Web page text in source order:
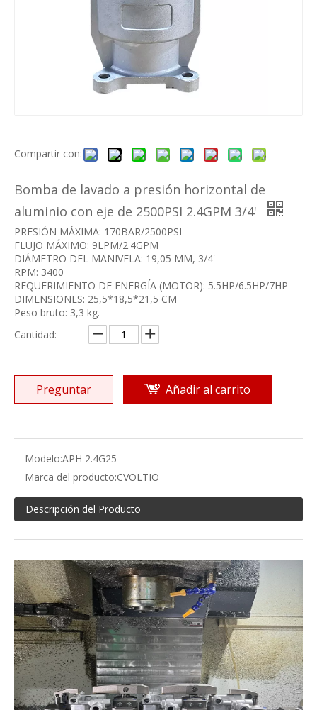
Compartir con:
Bomba de lavado a presión horizontal de
aluminio con eje de 2500PSI 2.4GPM 3/4'
PRESIÓN MÁXIMA: 170BAR/2500PSI
FLUJO MÁXIMO: 9LPM/2.4GPM
DIÁMETRO DEL MANIVELA: 19,05 MM, 3/4'
RPM: 3400
REQUERIMIENTO DE ENERGÍA (MOTOR): 5.5HP/6.5HP/7HP
DIMENSIONES: 25,5*18,5*21,5 CM
Peso bruto: 3,3 kg.
Cantidad:
Preguntar Añadir al carrito
Modelo:APH 2.4G25
Marca del producto:CVOLTIO
Descripción del Producto